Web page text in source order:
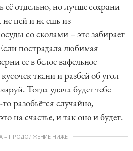
её отдельно, но лучше сохрани
пей и не ешь из
со сколами – это забирает
пострадала любимая
её в белое вафельное
ткани и разбей об угол
Тогда удача будет тебе
разобьётся случайно,
на счастье, и так оно и будет.
– ПРОДОЛЖЕНИЕ НИЖЕ